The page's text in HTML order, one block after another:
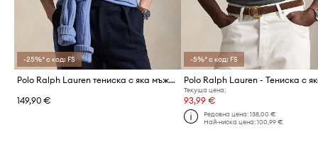
-25%* с код: FS
Polo Ralph Lauren тениска с яка мъжка от памук
149,90 €
-5%* с код: FS
Polo Ralph Lauren - Тениска с
Текуща цена:
93,99 €
Редовна цена: 138,00 €
Най-ниска цена: 100,99 €